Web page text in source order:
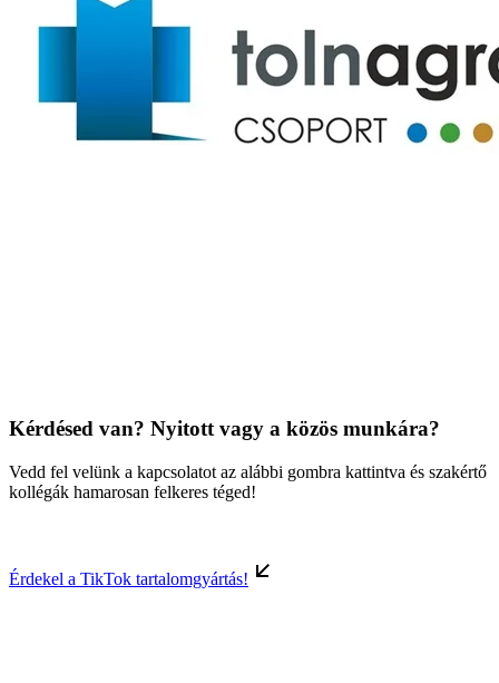
Kérdésed van? Nyitott vagy a közös munkára?
Vedd fel velünk a kapcsolatot az alábbi gombra kattintva és szakértő
kollégák hamarosan felkeres téged!
Érdekel a TikTok tartalomgyártás!